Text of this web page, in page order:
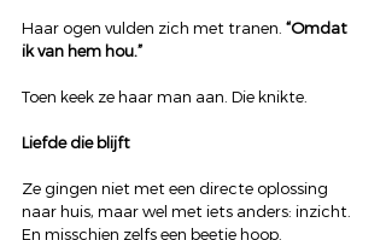
Haar ogen vulden zich met tranen. “Omdat
ik van hem hou.”
Toen keek ze haar man aan. Die knikte.
Liefde die blijft
Ze gingen niet met een directe oplossing
naar huis, maar wel met iets anders: inzicht.
En misschien zelfs een beetje hoop.